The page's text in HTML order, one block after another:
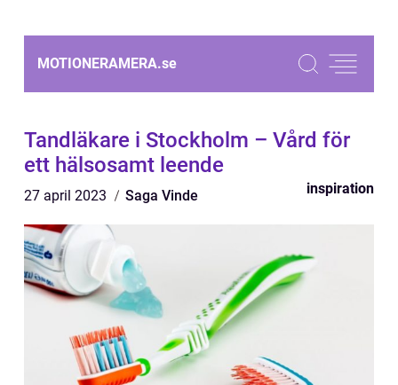
MOTIONERAMERA.se
Tandläkare i Stockholm – Vård för
ett hälsosamt leende
27 april 2023 Saga Vinde inspiration